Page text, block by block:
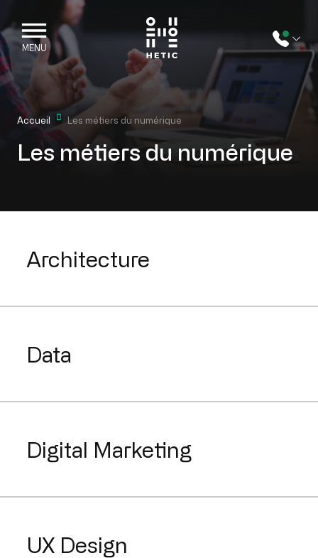
Skip to main content
Mobile navigation
MENU
Accueil Les métiers du numérique
Les métiers du numérique
Architecture
Data
Digital Marketing
UX Design